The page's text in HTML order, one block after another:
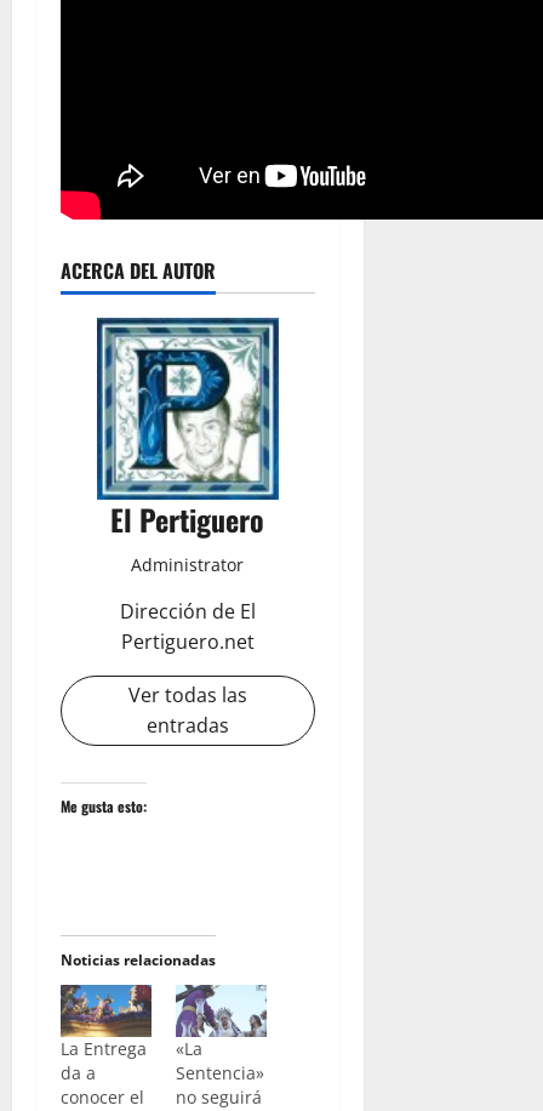
ACERCA DEL AUTOR
El Pertiguero
Administrator
Dirección de El
Pertiguero.net
Ver todas las
entradas
Me gusta esto:
Noticias relacionadas
La Entrega
da a
conocer el
«La
Sentencia»
no seguirá